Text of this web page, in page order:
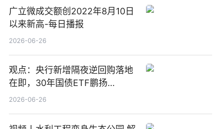
广立微成交额创2022年8月10日
以来新高-每日播报
2026-06-26
观点：央行新增隔夜逆回购落地
在即，30年国债ETF鹏扬
(511090) 盘中小幅上涨
2026-06-26